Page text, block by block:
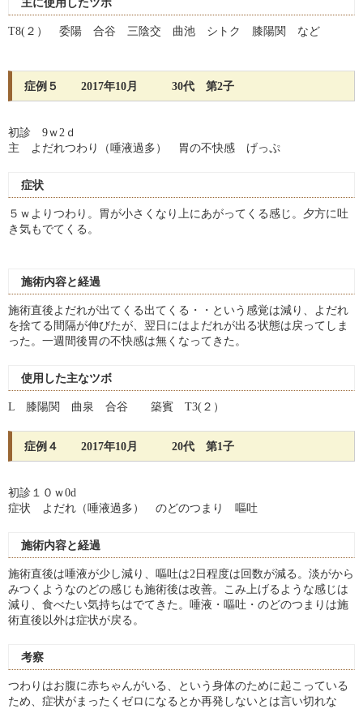
T8(２） 委陽 合谷 三陰交 曲池 シトク 膝陽関 など
症例５ 2017年10月 30代 第2子
初診 9ｗ2ｄ
主 よだれつわり（唾液過多） 胃の不快感 げっぷ
症状
５ｗよりつわり。胃が小さくなり上にあがってくる感じ。夕方に吐
き気もでてくる。
施術内容と経過
施術直後よだれが出てくる出てくる・・という感覚は減り、よだれ
を捨てる間隔が伸びたが、翌日にはよだれが出る状態は戻ってしま
った。一週間後胃の不快感は無くなってきた。
使用した主なツボ
L 膝陽関 曲泉 合谷 築賓 T3(２）
症例４ 2017年10月 20代 第1子
初診１０ｗ0d
症状 よだれ（唾液過多） のどのつまり 嘔吐
施術内容と経過
施術直後は唾液が少し減り、嘔吐は2日程度は回数が減る。淡がから
みつくようなのどの感じも施術後は改善。こみ上げるような感じは
減り、食べたい気持ちはでてきた。唾液・嘔吐・のどのつまりは施
術直後以外は症状が戻る。
考察
つわりはお腹に赤ちゃんがいる、という身体のために起こっている
ため、症状がまったくゼロになるとか再発しないとは言い切れな